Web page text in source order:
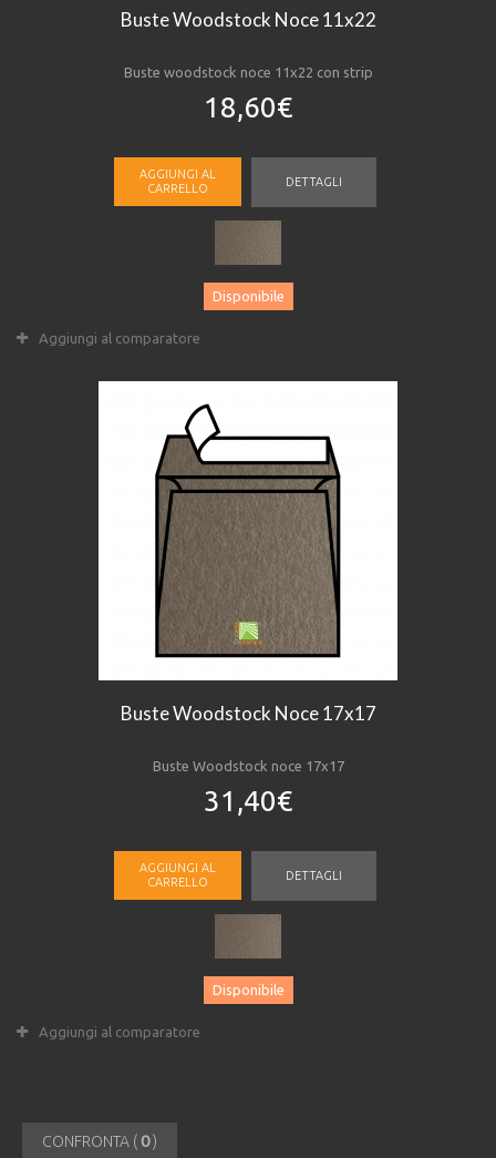
Buste Woodstock Noce 11x22
Buste woodstock noce 11x22 con strip
18,60€
AGGIUNGI AL
CARRELLO
DETTAGLI
Disponibile
Aggiungi al comparatore
Buste Woodstock Noce 17x17
Buste Woodstock noce 17x17
31,40€
AGGIUNGI AL
CARRELLO
DETTAGLI
Disponibile
Aggiungi al comparatore
CONFRONTA ( 0)